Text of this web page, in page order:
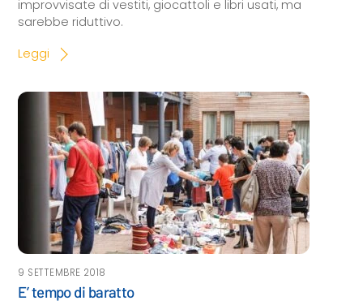
improvvisate di vestiti, giocattoli e libri usati, ma
sarebbe riduttivo.
Leggi
9 SETTEMBRE 2018
E’ tempo di baratto